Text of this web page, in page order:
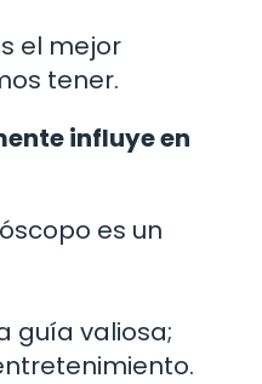
el mejor
tener.
influye en
es un
guía valiosa;